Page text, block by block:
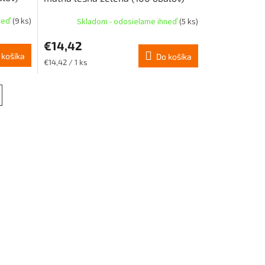
(9 ks)
košíka
Skladom - odosielame ihneď(5 ks)
€14,42
Jednotková
€14,42 / 1 ks
Do košíka